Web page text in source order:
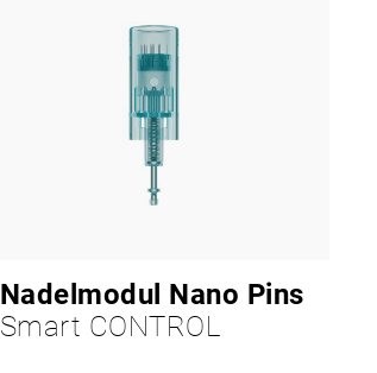
Nadelmodul Nano Pins
Smart CONTROL